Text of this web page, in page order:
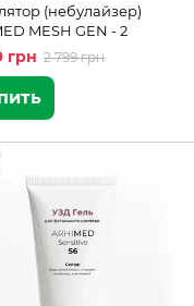
(небулайзер)
MESH GEN - 2
грн 2 799 грн